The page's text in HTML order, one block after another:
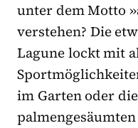
unter dem Motto
verstehen? Die
Lagune lockt mit
im Garten oder